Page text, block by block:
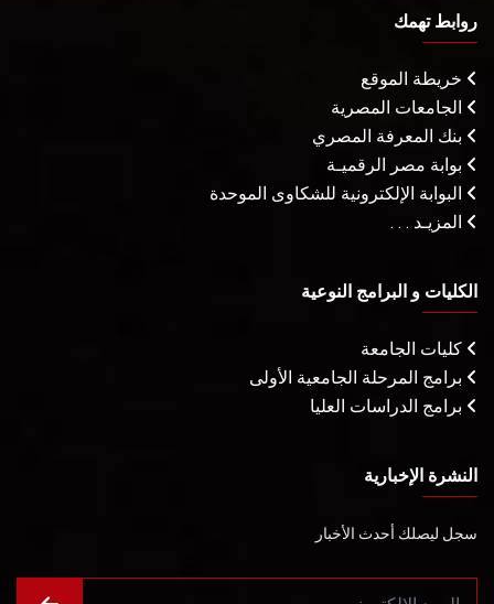
روابط تهمك
خريطة الموقع
الجامعات المصرية
بنك المعرفة المصري
بوابة مصر الرقميـة
البوابة الإلكترونية للشكاوى الموحدة
المزيـد . . .
الكليات و البرامج النوعية
كليات الجامعة
برامج المرحلة الجامعية الأولى
برامج الدراسات العليا
النشرة الإخبارية
سجل ليصلك أحدث الأخبار